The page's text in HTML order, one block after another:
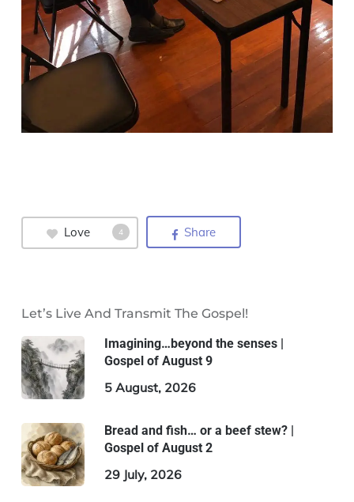
Love 4 Share
Let’s Live And Transmit The Gospel!
Imagining…beyond the senses |
Gospel of August 9
5 August, 2026
Bread and fish… or a beef stew? |
Gospel of August 2
29 July, 2026